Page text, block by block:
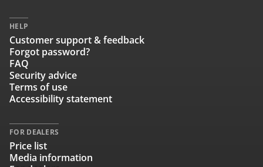
HELP
Customer support & feedback
Forgot password?
FAQ
Security advice
Terms of use
Accessibility statement
FOR DEALERS
Price list
Media information